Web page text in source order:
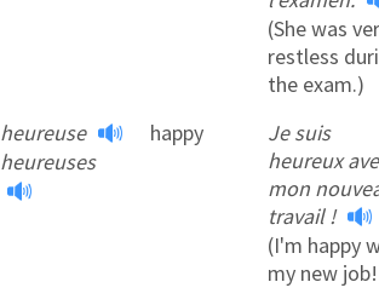
(She was
restless
the exam.)
heureuse
heureuses
happy
Je suis
heureux
mon
travail !
(I'm happy
my new